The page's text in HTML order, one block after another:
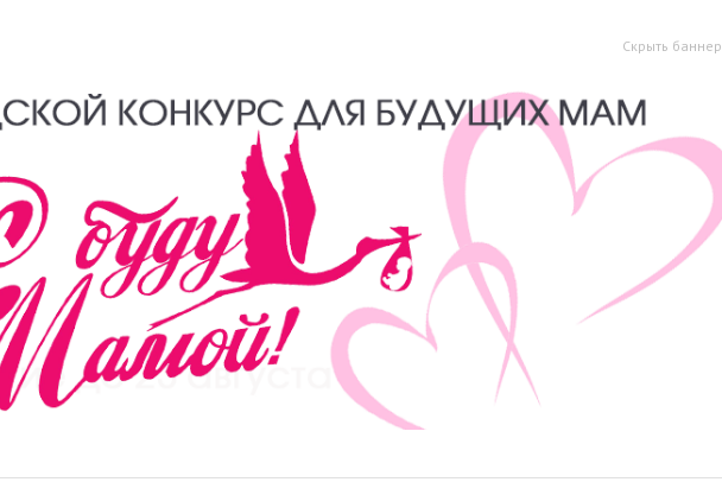
Скрыть баннер